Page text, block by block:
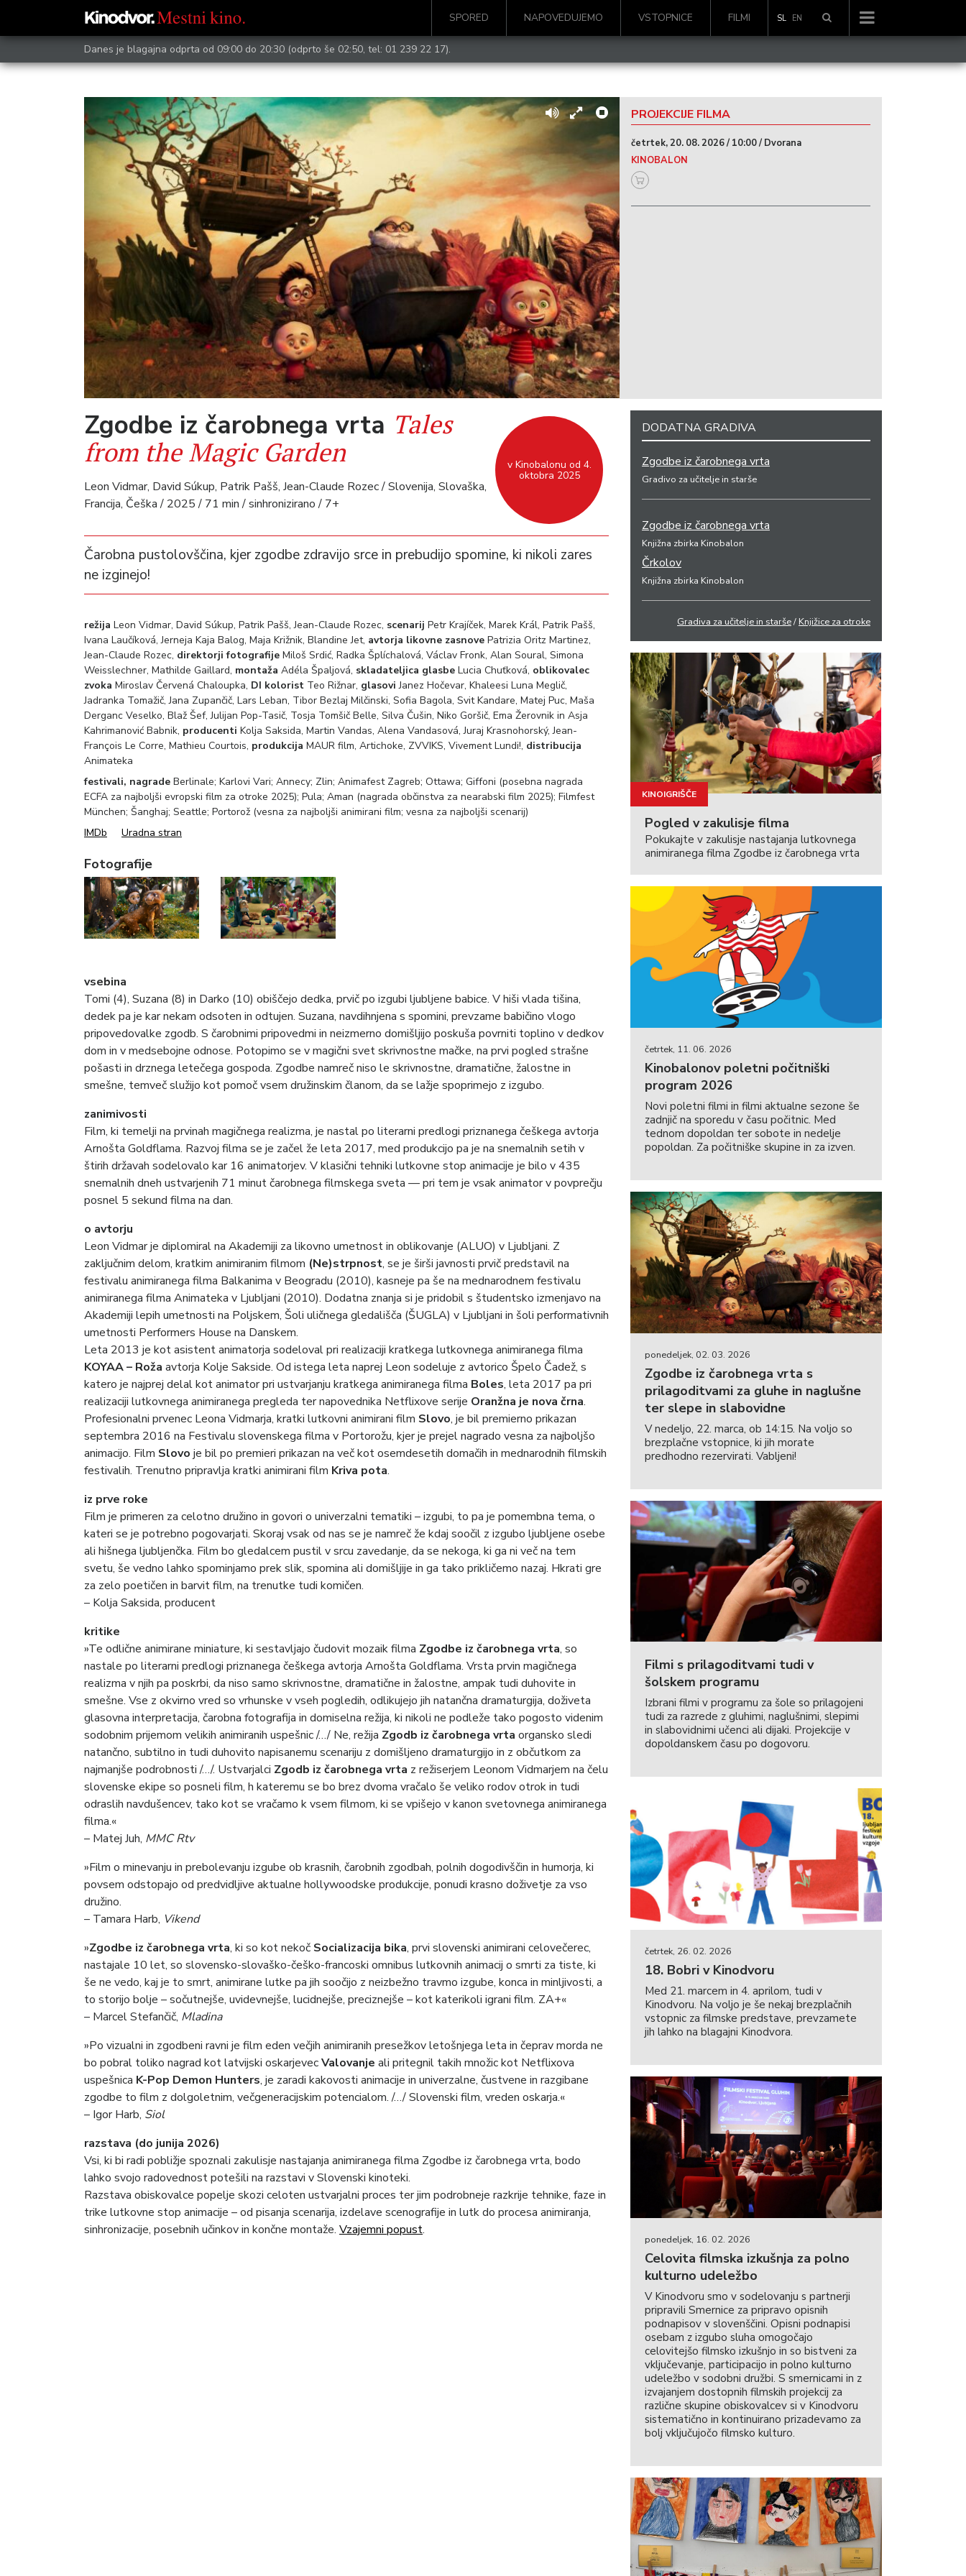
SPORED NAPOVEDUJEMO VSTOPNICE FILMI SL EN
Danes je blagajna odprta od 09:00 do 20:30 (odprto še 02:50, tel: 01 239 22 17).
PROJEKCIJE FILMA
četrtek, 20. 08. 2026 / 10:00 / Dvorana
KINOBALON
v Kinobalonu od 4.
oktobra 2025
Zgodbe iz čarobnega vrta Tales
from the Magic Garden
Leon Vidmar, David Súkup, Patrik Pašš, Jean-Claude Rozec / Slovenija, Slovaška,
Francija, Češka / 2025 / 71 min / sinhronizirano / 7+
Čarobna pustolovščina, kjer zgodbe zdravijo srce in prebudijo spomine, ki nikoli zares
ne izginejo!
režija Leon Vidmar, David Súkup, Patrik Pašš, Jean-Claude Rozec, scenarij Petr Krajíček, Marek Král, Patrik Pašš,
Ivana Laučíková, Jerneja Kaja Balog, Maja Križnik, Blandine Jet, avtorja likovne zasnove Patrizia Oritz Martinez,
Jean-Claude Rozec, direktorji fotografije Miloš Srdić, Radka Šplíchalová, Václav Fronk, Alan Soural, Simona
Weisslechner, Mathilde Gaillard, montaža Adéla Špaljová, skladateljica glasbe Lucia Chuťková, oblikovalec
zvoka Miroslav Červená Chaloupka, DI kolorist Teo Rižnar, glasovi Janez Hočevar, Khaleesi Luna Meglič,
Jadranka Tomažič, Jana Zupančič, Lars Leban, Tibor Bezlaj Milčinski, Sofia Bagola, Svit Kandare, Matej Puc, Maša
Derganc Veselko, Blaž Šef, Julijan Pop-Tasič, Tosja Tomšič Belle, Silva Čušin, Niko Goršič, Ema Žerovnik in Asja
Kahrimanović Babnik, producenti Kolja Saksida, Martin Vandas, Alena Vandasová, Juraj Krasnohorský, Jean-
François Le Corre, Mathieu Courtois, produkcija MAUR film, Artichoke, ZVVIKS, Vivement Lundi!, distribucija
Animateka
festivali, nagrade Berlinale; Karlovi Vari; Annecy; Zlin; Animafest Zagreb; Ottawa; Giffoni (posebna nagrada
ECFA za najboljši evropski film za otroke 2025); Pula; Aman (nagrada občinstva za nearabski film 2025); Filmfest
München; Šanghaj; Seattle; Portorož (vesna za najboljši animirani film; vesna za najboljši scenarij)
IMDb
Uradna stran
Fotografije
vsebina
Tomi (4), Suzana (8) in Darko (10) obiščejo dedka, prvič po izgubi ljubljene babice. V hiši vlada tišina,
dedek pa je kar nekam odsoten in odtujen. Suzana, navdihnjena s spomini, prevzame babičino vlogo
pripovedovalke zgodb. S čarobnimi pripovedmi in neizmerno domišljijo poskuša povrniti toplino v dedkov
dom in v medsebojne odnose. Potopimo se v magični svet skrivnostne mačke, na prvi pogled strašne
pošasti in drznega letečega gospoda. Zgodbe namreč niso le skrivnostne, dramatične, žalostne in
smešne, temveč služijo kot pomoč vsem družinskim članom, da se lažje spoprimejo z izgubo.
zanimivosti
Film, ki temelji na prvinah magičnega realizma, je nastal po literarni predlogi priznanega češkega avtorja
Arnošta Goldflama. Razvoj filma se je začel že leta 2017, med produkcijo pa je na snemalnih setih v
štirih državah sodelovalo kar 16 animatorjev. V klasični tehniki lutkovne stop animacije je bilo v 435
snemalnih dneh ustvarjenih 71 minut čarobnega filmskega sveta — pri tem je vsak animator v povprečju
posnel 5 sekund filma na dan.
o avtorju
Leon Vidmar je diplomiral na Akademiji za likovno umetnost in oblikovanje (ALUO) v Ljubljani. Z
zaključnim delom, kratkim animiranim filmom (Ne)strpnost, se je širši javnosti prvič predstavil na
festivalu animiranega filma Balkanima v Beogradu (2010), kasneje pa še na mednarodnem festivalu
animiranega filma Animateka v Ljubljani (2010). Dodatna znanja si je pridobil s študentsko izmenjavo na
Akademiji lepih umetnosti na Poljskem, Šoli uličnega gledališča (ŠUGLA) v Ljubljani in šoli performativnih
umetnosti Performers House na Danskem.
Leta 2013 je kot asistent animatorja sodeloval pri realizaciji kratkega lutkovnega animiranega filma
KOYAA – Roža avtorja Kolje Sakside. Od istega leta naprej Leon sodeluje z avtorico Špelo Čadež, s
katero je najprej delal kot animator pri ustvarjanju kratkega animiranega filma Boles, leta 2017 pa pri
realizaciji lutkovnega animiranega pregleda ter napovednika Netflixove serije Oranžna je nova črna.
Profesionalni prvenec Leona Vidmarja, kratki lutkovni animirani film Slovo, je bil premierno prikazan
septembra 2016 na Festivalu slovenskega filma v Portorožu, kjer je prejel nagrado vesna za najboljšo
animacijo. Film Slovo je bil po premieri prikazan na več kot osemdesetih domačih in mednarodnih filmskih
festivalih. Trenutno pripravlja kratki animirani film Kriva pota.
iz prve roke
Film je primeren za celotno družino in govori o univerzalni tematiki – izgubi, to pa je pomembna tema, o
kateri se je potrebno pogovarjati. Skoraj vsak od nas se je namreč že kdaj soočil z izgubo ljubljene osebe
ali hišnega ljubljenčka. Film bo gledalcem pustil v srcu zavedanje, da se nekoga, ki ga ni več na tem
svetu, še vedno lahko spominjamo prek slik, spomina ali domišljije in ga tako prikličemo nazaj. Hkrati gre
za zelo poetičen in barvit film, na trenutke tudi komičen.
– Kolja Saksida, producent
kritike
»Te odlične animirane miniature, ki sestavljajo čudovit mozaik filma Zgodbe iz čarobnega vrta, so
nastale po literarni predlogi priznanega češkega avtorja Arnošta Goldflama. Vrsta prvin magičnega
realizma v njih pa poskrbi, da niso samo skrivnostne, dramatične in žalostne, ampak tudi duhovite in
smešne. Vse z okvirno vred so vrhunske v vseh pogledih, odlikujejo jih natančna dramaturgija, doživeta
glasovna interpretacija, čarobna fotografija in domiselna režija, ki nikoli ne podleže tako pogosto videnim
sodobnim prijemom velikih animiranih uspešnic /…/ Ne, režija Zgodb iz čarobnega vrta organsko sledi
natančno, subtilno in tudi duhovito napisanemu scenariju z domišljeno dramaturgijo in z občutkom za
najmanjše podrobnosti /…/. Ustvarjalci Zgodb iz čarobnega vrta z režiserjem Leonom Vidmarjem na čelu
slovenske ekipe so posneli film, h kateremu se bo brez dvoma vračalo še veliko rodov otrok in tudi
odraslih navdušencev, tako kot se vračamo k vsem filmom, ki se vpišejo v kanon svetovnega animiranega
filma.«
– Matej Juh, MMC Rtv
»Film o minevanju in prebolevanju izgube ob krasnih, čarobnih zgodbah, polnih dogodivščin in humorja, ki
povsem odstopajo od predvidljive aktualne hollywoodske produkcije, ponudi krasno doživetje za vso
družino.
– Tamara Harb, Vikend
»Zgodbe iz čarobnega vrta, ki so kot nekoč Socializacija bika, prvi slovenski animirani celovečerec,
nastajale 10 let, so slovensko-slovaško-češko-francoski omnibus lutkovnih animacij o smrti za tiste, ki
še ne vedo, kaj je to smrt, animirane lutke pa jih soočijo z neizbežno travmo izgube, konca in minljivosti, a
to storijo bolje – sočutnejše, uvidevnejše, lucidnejše, preciznejše – kot katerikoli igrani film. ZA+«
– Marcel Stefančič, Mladina
»Po vizualni in zgodbeni ravni je film eden večjih animiranih presežkov letošnjega leta in čeprav morda ne
bo pobral toliko nagrad kot latvijski oskarjevecValovanje ali pritegnil takih množic kot Netflixova
uspešnica K-Pop Demon Hunters, je zaradi kakovosti animacije in univerzalne, čustvene in razgibane
zgodbe to film z dolgoletnim, večgeneracijskim potencialom. /…/ Slovenski film, vreden oskarja.«
– Igor Harb, Siol
razstava (do junija 2026)
Vsi, ki bi radi pobližje spoznali zakulisje nastajanja animiranega filma Zgodbe iz čarobnega vrta, bodo
lahko svojo radovednost potešili na razstavi v Slovenski kinoteki.
Razstava obiskovalce popelje skozi celoten ustvarjalni proces ter jim podrobneje razkrije tehnike, faze in
trike lutkovne stop animacije – od pisanja scenarija, izdelave scenografije in lutk do procesa animiranja,
sinhronizacije, posebnih učinkov in končne montaže. Vzajemni popust.
DODATNA GRADIVA
Zgodbe iz čarobnega vrta
Gradivo za učitelje in starše
Zgodbe iz čarobnega vrta
Knjižna zbirka Kinobalon
Črkolov
Knjižna zbirka Kinobalon
Gradiva za učitelje in starše/ Knjižice za otroke
KINOIGRIŠČE
Pogled v zakulisje filma
Pokukajte v zakulisje nastajanja lutkovnega
animiranega filma Zgodbe iz čarobnega vrta
četrtek, 11. 06. 2026
Kinobalonov poletni počitniški
program 2026
Novi poletni filmi in filmi aktualne sezone še
zadnjič na sporedu v času počitnic. Med
tednom dopoldan ter sobote in nedelje
popoldan. Za počitniške skupine in za izven.
ponedeljek, 02. 03. 2026
Zgodbe iz čarobnega vrta s
prilagoditvami za gluhe in naglušne
ter slepe in slabovidne
V nedeljo, 22. marca, ob 14:15. Na voljo so
brezplačne vstopnice, ki jih morate
predhodno rezervirati. Vabljeni!
Filmi s prilagoditvami tudi v
šolskem programu
Izbrani filmi v programu za šole so prilagojeni
tudi za razrede z gluhimi, naglušnimi, slepimi
in slabovidnimi učenci ali dijaki. Projekcije v
dopoldanskem času po dogovoru.
četrtek, 26. 02. 2026
18. Bobri v Kinodvoru
Med 21. marcem in 4. aprilom, tudi v
Kinodvoru. Na voljo je še nekaj brezplačnih
vstopnic za filmske predstave, prevzamete
jih lahko na blagajni Kinodvora.
ponedeljek, 16. 02. 2026
Celovita filmska izkušnja za polno
kulturno udeležbo
V Kinodvoru smo v sodelovanju s partnerji
pripravili Smernice za pripravo opisnih
podnapisov v slovenščini. Opisni podnapisi
osebam z izgubo sluha omogočajo
celovitejšo filmsko izkušnjo in so bistveni za
vključevanje, participacijo in polno kulturno
udeležbo v sodobni družbi. S smernicami in z
izvajanjem dostopnih filmskih projekcij za
različne skupine obiskovalcev si v Kinodvoru
sistematično in kontinuirano prizadevamo za
bolj vključujočo filmsko kulturo.